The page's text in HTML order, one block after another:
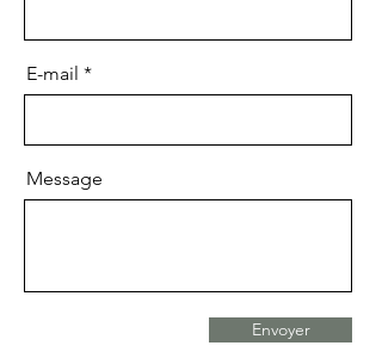
E-mail
Message
Envoyer